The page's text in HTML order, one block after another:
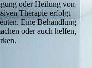
oder Heilung von
Therapie erfolgt
Eine Behandlung
oder auch helfen,